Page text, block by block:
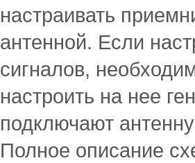
настраивать
антенной. Если
сигналов,
настроить на нее
подключают
Полное описание